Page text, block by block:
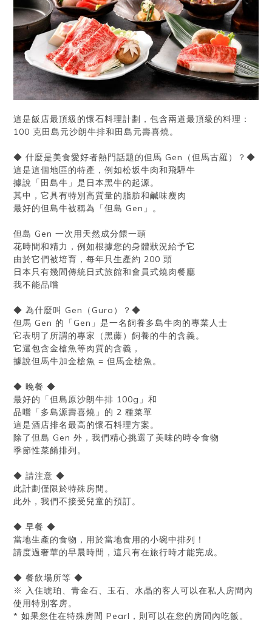
這是飯店最頂級的懷石料理計劃，包含兩道最頂級的料理：
100 克田島元沙朗牛排和田島元壽喜燒。
◆ 什麼是美食愛好者熱門話題的但馬 Gen（但馬古羅）？◆
這是這個地區的特產，例如松坂牛肉和飛驒牛
據說「田島牛」是日本黑牛的起源。
其中，它具有特別高質量的脂肪和鹹味瘦肉
最好的但島牛被稱為「但島 Gen」。
但島 Gen 一次用天然成分餵一頭
花時間和精力，例如根據您的身體狀況給予它
由於它們被培育，每年只生產約 200 頭
日本只有幾間傳統日式旅館和會員式燒肉餐廳
我不能品嚐
◆ 為什麼叫 Gen（Guro）？◆
但馬 Gen 的「Gen」是一名飼養多島牛肉的專業人士
它表明了所謂的專家（黑藤）飼養的牛的含義。
它還包含金槍魚等肉質的含義，
據說但馬牛加金槍魚 = 但馬金槍魚。
◆ 晚餐 ◆
最好的「但島原沙朗牛排 100g」和
品嚐「多島源壽喜燒」的 2 種菜單
這是酒店排名最高的懷石料理方案。
除了但島 Gen 外，我們精心挑選了美味的時令食物
季節性菜餚排列。
◆ 請注意 ◆
此計劃僅限於特殊房間。
此外，我們不接受兒童的預訂。
◆ 早餐 ◆
當地生產的食物，用於當地食用的小碗中排列！
請度過奢華的早晨時間，這只有在旅行時才能完成。
◆ 餐飲場所等 ◆
※ 入住琥珀、青金石、玉石、水晶的客人可以在私人房間內
使用特別客房。
* 如果您住在特殊房間 Pearl，則可以在您的房間內吃飯。